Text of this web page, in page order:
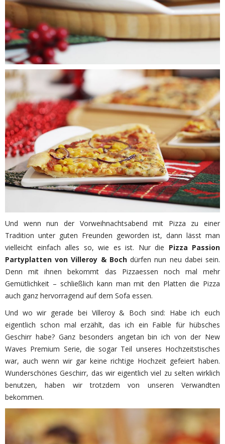
Und wenn nun der Vorweihnachtsabend mit Pizza zu einer
Tradition unter guten Freunden geworden ist, dann lässt man
vielleicht einfach alles so, wie es ist. Nur die Pizza Passion
Partyplatten von Villeroy & Bochdürfen nun neu dabei sein.
Denn mit ihnen bekommt das Pizzaessen noch mal mehr
Gemütlichkeit – schließlich kann man mit den Platten die Pizza
auch ganz hervorragend auf dem Sofa essen.
Und wo wir gerade bei Villeroy & Boch sind: Habe ich euch
eigentlich schon mal erzählt, das ich ein Faible für hübsches
Geschirr habe? Ganz besonders angetan bin ich von der New
Waves Premium Serie, die sogar Teil unseres Hochzeitstisches
war, auch wenn wir gar keine richtige Hochzeit gefeiert haben.
Wunderschönes Geschirr, das wir eigentlich viel zu selten wirklich
benutzen, haben wir trotzdem von unseren Verwandten
bekommen.